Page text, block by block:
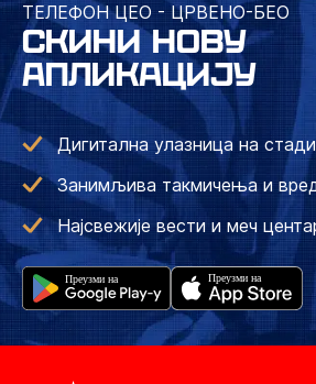
ТЕЛЕФОН ЦЕО - ЦРВЕНО-БЕО
СКИНИ НОВУ
АПЛИКАЦИЈУ
Дигитална улазница на
Занимљива такмичења и
Најсвежије вести и меч